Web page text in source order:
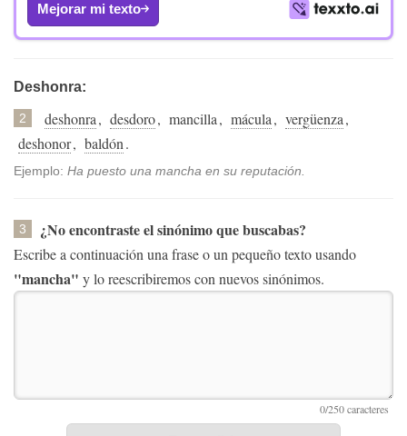
Mejorar mi texto
Deshonra:
2 deshonra, desdoro, mancilla, mácula, vergüenza,
deshonor, baldón.
Ejemplo: Ha puesto una mancha en su reputación.
3 ¿No encontraste el sinónimo que buscabas?
Escribe a continuación una frase o un pequeño texto usando
"mancha" y lo reescribiremos con nuevos sinónimos.